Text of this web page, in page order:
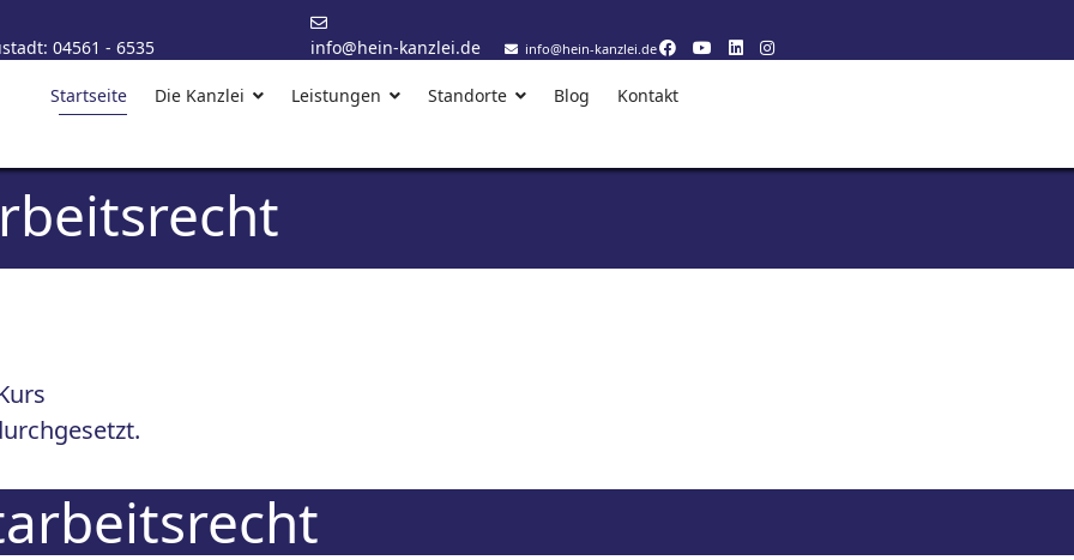
04561 - 6535 info@hein-kanzlei.de info@hein-kanzlei.de
Startseite Die Kanzlei Leistungen Standorte Blog Kontakt